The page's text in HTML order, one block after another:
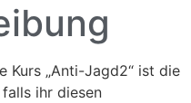
Kurs „Anti-Jagd2“ ist die
ihr diesen